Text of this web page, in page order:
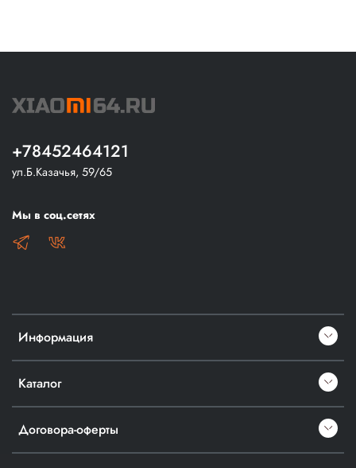
Информация
Каталог
Договора-оферты
+78452464121
ул.Б.Казачья, 59/65
Мы в соц.сетях